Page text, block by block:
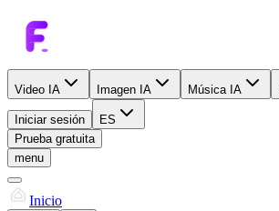
Video IA Imagen IA Música IA
Iniciar sesión
ES
Prueba gratuita
menu
Inicio